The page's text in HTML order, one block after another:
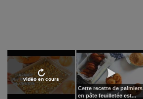
vidéo en cours
Cette recette de palmiers
en pâte feuilletée est...